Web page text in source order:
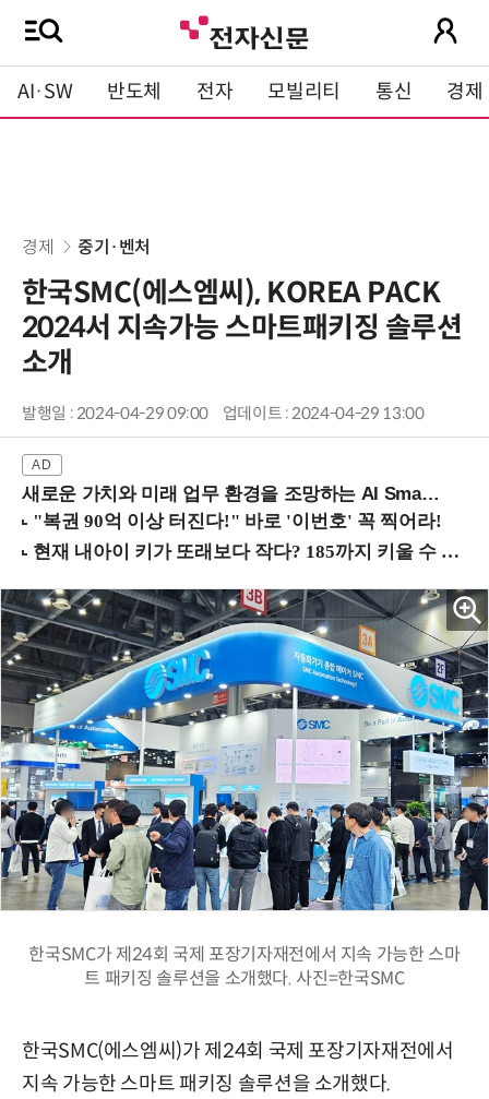
AI·SW 반도체 전자 모빌리티 통신 경제
경제 중기·벤처
한국SMC(에스엠씨), KOREA PACK
2024서 지속가능 스마트패키징 솔루션
소개
발행일 : 2024-04-29 09:00 업데이트 : 2024-04-29 13:00
새로운 가치와 미래 업무 환경을 조망하는 AI Smart Work Summit 2026 (9/11 코엑스)
한국SMC가 제24회 국제 포장기자재전에서 지속 가능한 스마
트 패키징 솔루션을 소개했다. 사진=한국SMC
한국SMC(에스엠씨)가 제24회 국제 포장기자재전에서
지속 가능한 스마트 패키징 솔루션을 소개했다.